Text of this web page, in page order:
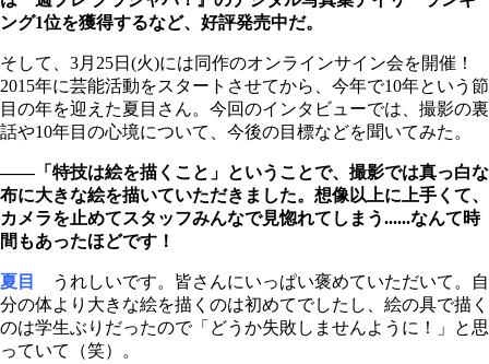
ング1位を獲得するなど、好評発売中だ。
そして、3月25日(火)には同作のオンラインサイン会を開催！
2015年に芸能活動をスタートさせてから、今年で10年という節
目の年を迎えた夏目さん。今回のインタビューでは、撮影の裏
話や10年目の心境について、今後の目標などを聞いてみた。
――「特技は絵を描くこと」ということで、撮影では真っ白な
布に大きな絵を描いていただきました。想像以上に上手くて、
カメラを止めてスタッフみんなで見惚れてしまう......なんて時
間もあったほどです！
夏目
うれしいです。皆さんにいっぱい褒めていただいて。自
分の体より大きな絵を描くのは初めてでしたし、絵の具で描く
のは学生ぶりだったので「どうか失敗しませんように！」と思
っていて（笑）。